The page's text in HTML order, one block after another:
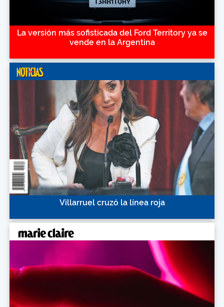
La versión más sofisticada del Ford Territory ya se
vende en la Argentina
Villarruel cruzó la línea roja